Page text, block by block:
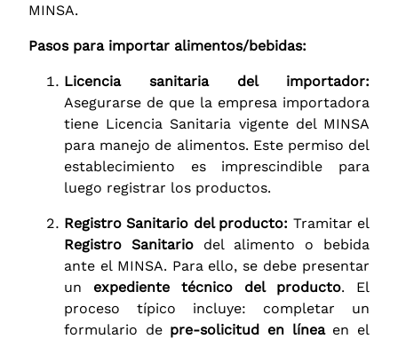
MINSA.
Pasos para importar alimentos/bebidas:
Licencia sanitaria del importador:
Asegurarse de que la empresa importadora
tiene Licencia Sanitaria vigente del MINSA
para manejo de alimentos. Este permiso del
establecimiento es imprescindible para
luego registrar los productos.
Registro Sanitario del producto: Tramitar el
Registro Sanitario del alimento o bebida
ante el MINSA. Para ello, se debe presentar
un expediente técnico del producto. El
proceso típico incluye: completar un
formulario de pre-solicitud en líneaen el